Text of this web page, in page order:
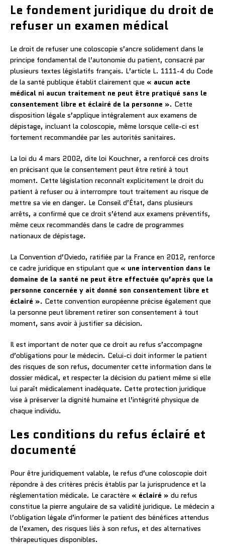
Le fondement juridique du droit de
refuser un examen médical
Le droit de refuser une coloscopie s’ancre solidement dans le
principe fondamental de l’autonomie du patient, consacré par
plusieurs textes législatifs français. L’article L. 1111-4 du Code
de la santé publique établit clairement que « aucun acte
médical ni aucun traitement ne peut être pratiqué sans le
consentement libre et éclairé de la personne ». Cette
disposition légale s’applique intégralement aux examens de
dépistage, incluant la coloscopie, même lorsque celle-ci est
fortement recommandée par les autorités sanitaires.
La loi du 4 mars 2002, dite loi Kouchner, a renforcé ces droits
en précisant que le consentement peut être retiré à tout
moment. Cette législation reconnaît explicitement le droit du
patient à refuser ou à interrompre tout traitement au risque de
mettre sa vie en danger. Le Conseil d’État, dans plusieurs
arrêts, a confirmé que ce droit s’étend aux examens préventifs,
même ceux recommandés dans le cadre de programmes
nationaux de dépistage.
La Convention d’Oviedo, ratifiée par la France en 2012, renforce
ce cadre juridique en stipulant que « une intervention dans le
domaine de la santé ne peut être effectuée qu’après que la
personne concernée y ait donné son consentement libre et
éclairé ». Cette convention européenne précise également que
la personne peut librement retirer son consentement à tout
moment, sans avoir à justifier sa décision.
Il est important de noter que ce droit au refus s’accompagne
d’obligations pour le médecin. Celui-ci doit informer le patient
des risques de son refus, documenter cette information dans le
dossier médical, et respecter la décision du patient même si elle
lui paraît médicalement inadéquate. Cette protection juridique
vise à préserver la dignité humaine et l’intégrité physique de
chaque individu.
Les conditions du refus éclairé et
documenté
Pour être juridiquement valable, le refus d’une coloscopie doit
répondre à des critères précis établis par la jurisprudence et la
réglementation médicale. Le caractère « éclairé » du refus
constitue la pierre angulaire de sa validité juridique. Le médecin a
l’obligation légale d’informer le patient des bénéfices attendus
de l’examen, des risques liés à son refus, et des alternatives
thérapeutiques disponibles.